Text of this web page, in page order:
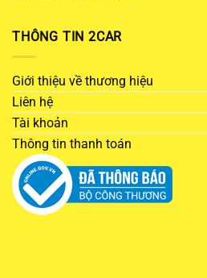
THÔNG TIN 2CAR
Giới thiệu về thương hiệu
Liên hệ
Tài khoản
Thông tin thanh toán